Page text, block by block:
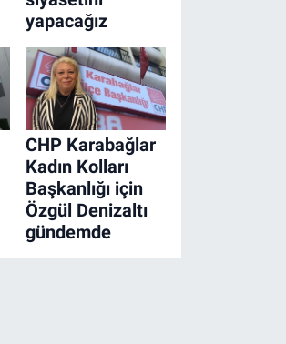
yapacağız
CHP Karabağlar
Kadın Kolları
Başkanlığı için
Özgül Denizaltı
gündemde